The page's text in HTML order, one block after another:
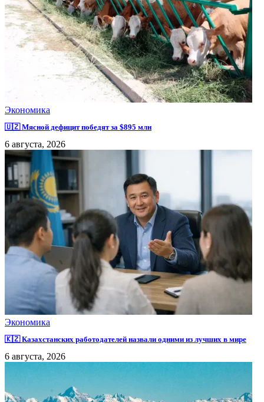
Экономика
🇺🇿 Мясной дефицит победят за $895 млн
6 августа, 2026
Экономика
🇰🇿 Казахстанских работодателей назвали одними из лучших в мире
6 августа, 2026